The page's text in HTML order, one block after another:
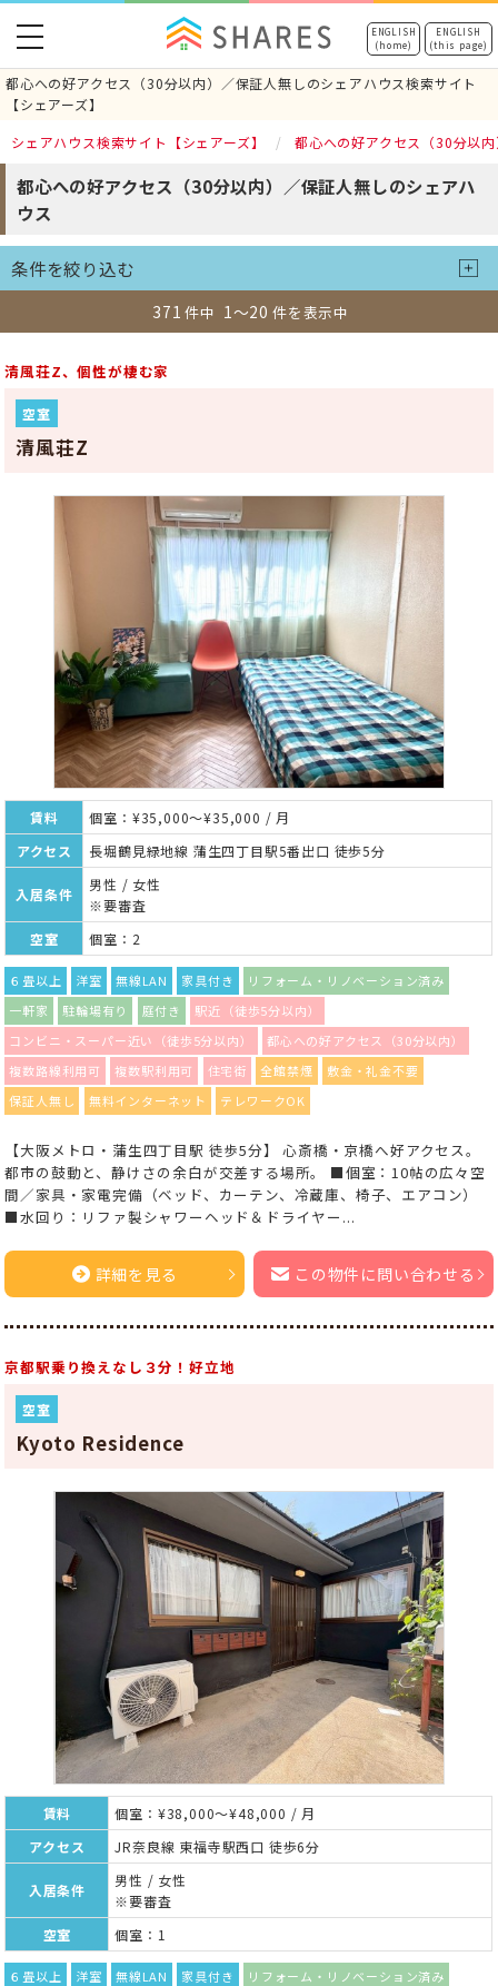
ENGLISH
(home)
ENGLISH
(this page)
都心への好アクセス（30分以内）／保証人無しのシェアハウス検索サイト
【シェアーズ】
toggle
navigation
シェアハウス検索サイト【シェアーズ】 都心への好アクセス（30分以
都心への好アクセス（30分以内）／保証人無しのシェアハ
ウス
条件を絞り込む
371 件中 1～20 件を表示中
清風荘Z、個性が棲む家
空室
清風荘Z
賃料
個室：¥35,000～¥35,000 / 月
アクセス
長堀鶴見緑地線 蒲生四丁目駅5番出口 徒歩5分
入居条件
男性 / 女性
※要審査
空室
個室：2
６畳以上 洋室 無線LAN 家具付き
リフォーム・リノベーション済み
一軒家
駐輪場有り 庭付き
駅近（徒歩5分以内）
コンビニ・スーパー近い（徒歩5分以内）
都心への好アクセス（30分以内）
複数路線利用可
複数駅利用可 住宅街 全館禁煙
敷金・礼金不要
保証人無し
無料インターネット テレワークOK
【大阪メトロ・蒲生四丁目駅 徒歩5分】 心斎橋・京橋へ好アクセス。
都市の鼓動と、静けさの余白が交差する場所。 ■個室：10帖の広々空
間／家具・家電完備（ベッド、カーテン、冷蔵庫、椅子、エアコン）
■水回り：リファ製シャワーヘッド＆ドライヤー...
詳細を見る この物件に問い合わせる
京都駅乗り換えなし３分！好立地
空室
Kyoto Residence
賃料
個室：¥38,000～¥48,000 / 月
アクセス
JR奈良線 東福寺駅西口 徒歩6分
入居条件
男性 / 女性
※要審査
空室
個室：1
６畳以上 洋室 無線LAN 家具付き
リフォーム・リノベーション済み